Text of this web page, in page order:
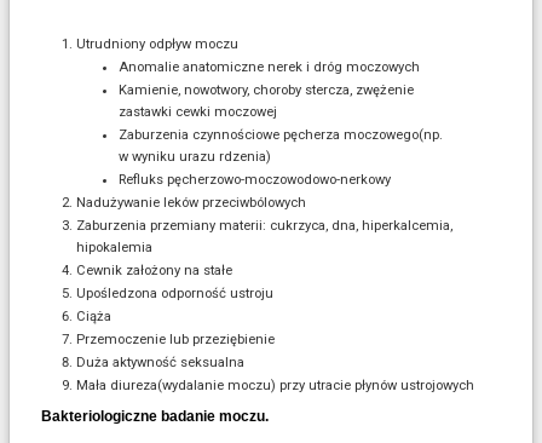
Utrudniony odpływ moczu
Anomalie anatomiczne nerek i dróg moczowych
Kamienie, nowotwory, choroby stercza, zwężenie
zastawki cewki moczowej
Zaburzenia czynnościowe pęcherza moczowego(np.
w wyniku urazu rdzenia)
Refluks pęcherzowo-moczowodowo-nerkowy
Nadużywanie leków przeciwbólowych
Zaburzenia przemiany materii: cukrzyca, dna, hiperkalcemia,
hipokalemia
Cewnik założony na stałe
Upośledzona odporność ustroju
Ciąża
Przemoczenie lub przeziębienie
Duża aktywność seksualna
Mała diureza(wydalanie moczu) przy utracie płynów ustrojowych
Bakteriologiczne badanie moczu.